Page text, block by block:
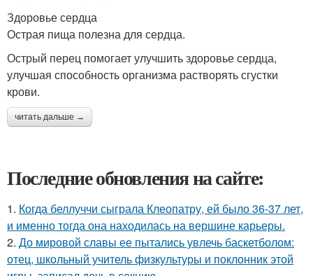
Здоровье сердца
Острая пища полезна для сердца.
Острый перец помогает улучшить здоровье сердца,
улучшая способность организма растворять сгустки
крови.
читать дальше →
Последние обновления на сайте:
1. Когда беллуччи сыграла Клеопатру, ей было 36-37 лет,
и именно тогда она находилась на вершине карьеры.
2. До мировой славы ее пытались увлечь баскетболом:
отец, школьный учитель физкультуры и поклонник этой